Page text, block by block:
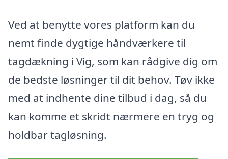
Ved at benytte vores platform kan du
nemt finde dygtige håndværkere til
tagdækning i Vig, som kan rådgive dig om
de bedste løsninger til dit behov. Tøv ikke
med at indhente dine tilbud i dag, så du
kan komme et skridt nærmere en tryg og
holdbar tagløsning.